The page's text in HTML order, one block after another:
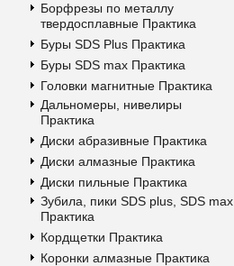
Борфрезы по металлу
твердосплавные Практика
Буры SDS Plus Практика
Буры SDS max Практика
Головки магнитные Практика
Дальномеры, нивелиры
Практика
Диски абразивные Практика
Диски алмазные Практика
Диски пильные Практика
Зубила, пики SDS plus, SDS max
Практика
Кордщетки Практика
Коронки алмазные Практика